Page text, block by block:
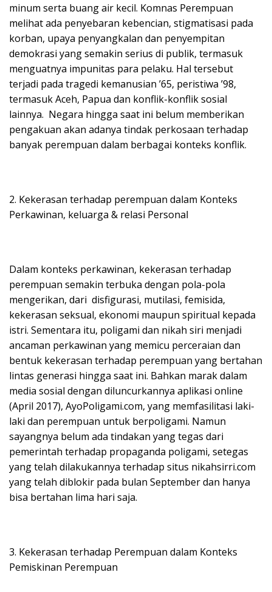
minum serta buang air kecil. Komnas Perempuan
melihat ada penyebaran kebencian, stigmatisasi pada
korban, upaya penyangkalan dan penyempitan
demokrasi yang semakin serius di publik, termasuk
menguatnya impunitas para pelaku. Hal tersebut
terjadi pada tragedi kemanusian ’65, peristiwa ’98,
termasuk Aceh, Papua dan konflik-konflik sosial
lainnya. Negara hingga saat ini belum memberikan
pengakuan akan adanya tindak perkosaan terhadap
banyak perempuan dalam berbagai konteks konflik.
2. Kekerasan terhadap perempuan dalam Konteks
Perkawinan, keluarga & relasi Personal
Dalam konteks perkawinan, kekerasan terhadap
perempuan semakin terbuka dengan pola-pola
mengerikan, dari disfigurasi, mutilasi, femisida,
kekerasan seksual, ekonomi maupun spiritual kepada
istri. Sementara itu, poligami dan nikah siri menjadi
ancaman perkawinan yang memicu perceraian dan
bentuk kekerasan terhadap perempuan yang bertahan
lintas generasi hingga saat ini. Bahkan marak dalam
media sosial dengan diluncurkannya aplikasi online
(April 2017), AyoPoligami.com, yang memfasilitasi laki-
laki dan perempuan untuk berpoligami. Namun
sayangnya belum ada tindakan yang tegas dari
pemerintah terhadap propaganda poligami, setegas
yang telah dilakukannya terhadap situs nikahsirri.com
yang telah diblokir pada bulan September dan hanya
bisa bertahan lima hari saja.
3. Kekerasan terhadap Perempuan dalam Konteks
Pemiskinan Perempuan